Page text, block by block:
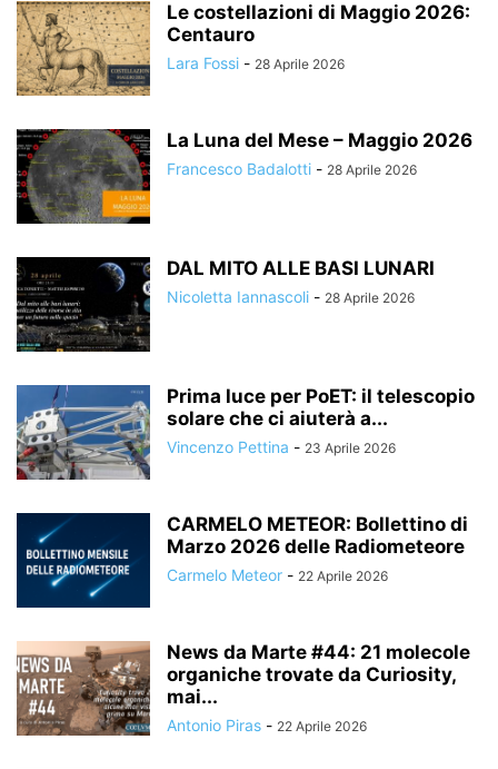
Le costellazioni di Maggio 2026:
Centauro
Lara Fossi - 28 Aprile 2026
La Luna del Mese – Maggio 2026
Francesco Badalotti - 28 Aprile 2026
DAL MITO ALLE BASI LUNARI
Nicoletta Iannascoli - 28 Aprile 2026
Prima luce per PoET: il telescopio
solare che ci aiuterà a...
Vincenzo Pettina - 23 Aprile 2026
CARMELO METEOR: Bollettino di
Marzo 2026 delle Radiometeore
Carmelo Meteor - 22 Aprile 2026
News da Marte #44: 21 molecole
organiche trovate da Curiosity,
mai...
Antonio Piras - 22 Aprile 2026